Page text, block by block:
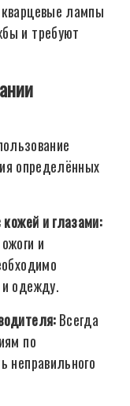
лампы
и требуют
определённых
кожей и глазами:
и
одежду.
Всегда
по
неправильного